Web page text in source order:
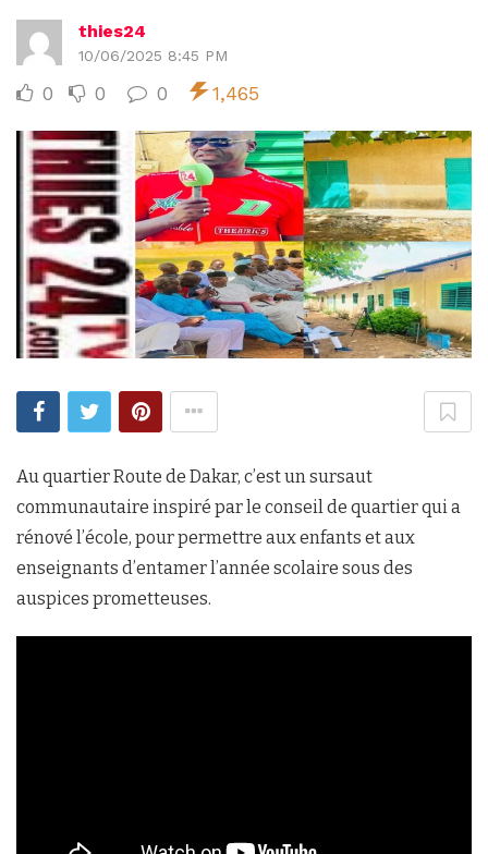
thies24
10/06/2025 8:45 PM
0 0 0 1,465
Au quartier Route de Dakar, c’est un sursaut
communautaire inspiré par le conseil de quartier qui a
rénové l’école, pour permettre aux enfants et aux
enseignants d’entamer l’année scolaire sous des
auspices prometteuses.